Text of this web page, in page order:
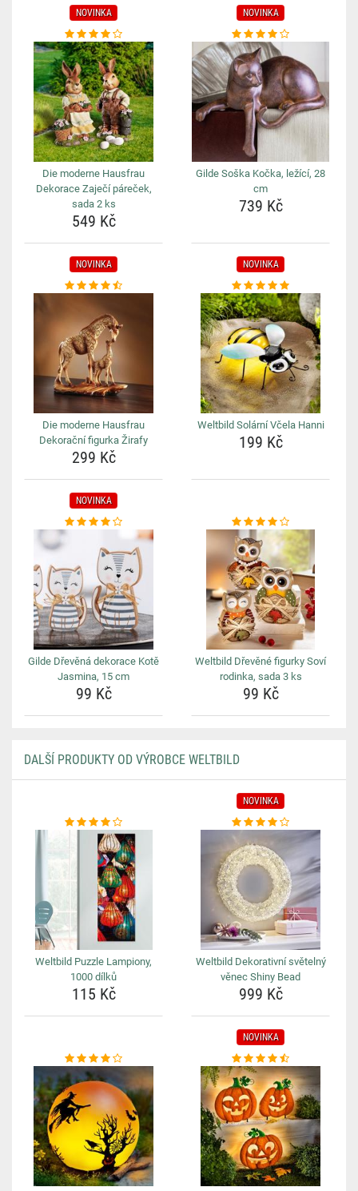
NOVINKA
Die moderne Hausfrau
Dekorace Zaječí páreček,
sada 2 ks
549 Kč
NOVINKA
Gilde Soška Kočka, ležící, 28
cm
739 Kč
NOVINKA
Die moderne Hausfrau
Dekorační figurka Žirafy
299 Kč
NOVINKA
Weltbild Solární Včela Hanni
199 Kč
NOVINKA
Gilde Dřevěná dekorace Kotě
Jasmina, 15 cm
99 Kč
Weltbild Dřevěné figurky Soví
rodinka, sada 3 ks
99 Kč
DALŠÍ PRODUKTY OD VÝROBCE WELTBILD
Weltbild Puzzle Lampiony,
1000 dílků
115 Kč
NOVINKA
Weltbild Dekorativní světelný
věnec Shiny Bead
999 Kč
NOVINKA